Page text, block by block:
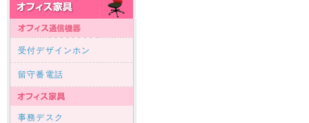
受付デザインホン
留守番電話
事務デスク